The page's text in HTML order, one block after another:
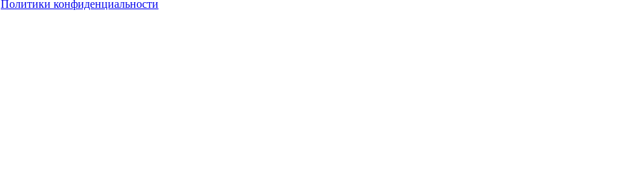
Политики конфиденциальности